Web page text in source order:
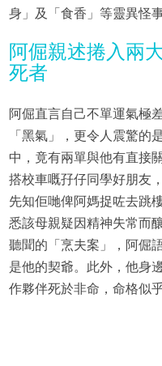
身」及「食香」等靈異怪事
阿倔親述捲入兩
死者
阿倔直言自己不單運氣極
「黑氣」，更令人震驚的
中，竟有兩單與他有直接
搭校車嘅孖仔同學好朋友
先知佢哋俾阿媽捉咗去跳
悉該母親疑因精神失常而
聽聞的「烹夫案」，阿倔
是他的契爺。此外，他身
作夥伴死於非命，命格似